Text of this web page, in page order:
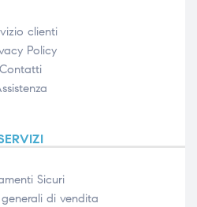
clienti
Policy
Contatti
Sicuri
di vendita